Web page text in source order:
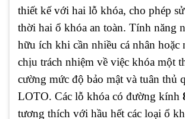
thiết kế với hai lỗ khóa, cho phép
thời hai ổ khóa an toàn. Tính năng
hữu ích khi cần nhiều cá nhân hoặc
chịu trách nhiệm về việc khóa một
cường mức độ bảo mật và tuân thủ
LOTO. Các lỗ khóa có đường kính
tương thích với hầu hết các loại ổ